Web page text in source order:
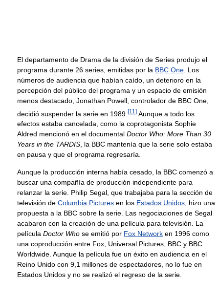
El departamento de Drama de la división de Series produjo el
programa durante 26 series, emitidas por la BBC One . Los
números de audiencia que habían caído, un deterioro en la
percepción del público del programa y un espacio de emisión
menos destacado, Jonathan Powell, controlador de BBC One,
decidió suspender la serie en 1989. [11 ] Aunque a todo los
efectos estaba cancelada, como la coprotagonista Sophie
Aldred mencionó en el documental Doctor Who: More Than 30
Years in the TARDIS, la BBC mantenía que la serie solo estaba
en pausa y que el programa regresaría.
Aunque la producción interna había cesado, la BBC comenzó a
buscar una compañía de producción independiente para
relanzar la serie. Philip Segal, que trabajaba para la sección de
televisión de Columbia Pictures en los Estados Unidos, hizo una
propuesta a la BBC sobre la serie. Las negociaciones de Segal
acabaron con la creación de una película para televisión. La
película Doctor Who se emitió por Fox Network en 1996 como
una coproducción entre Fox, Universal Pictures, BBC y BBC
Worldwide. Aunque la película fue un éxito en audiencia en el
Reino Unido con 9,1 millones de espectadores, no lo fue en
Estados Unidos y no se realizó el regreso de la serie.